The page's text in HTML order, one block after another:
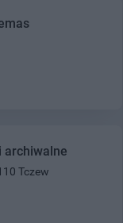
archiwalne
Tczew